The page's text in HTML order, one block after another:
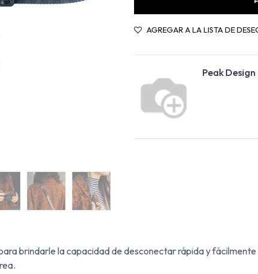
AGREGAR A LA LISTA DE
Peak Design
brindarle la capacidad de desconectar rápida y